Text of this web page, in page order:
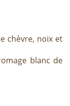
chèvre, noix et
blanc de